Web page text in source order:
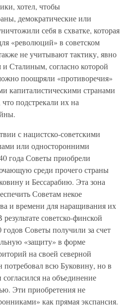
хотел, чтобы
демократические или
себя в схватке, которая
«революций» в советском
не учитывают тактику, явно
Сталиным, согласно которой
поощряли «противоречия»
капиталистическими странами
подстрекали их на
с нацистско-советскими
или односторонними
года Советы приобрели
среди прочего страны
и Бессарабию. Эта зона
Советам некое
и времени для наращивания их
советско-финской
Советы получили за счет
«защиту» в форме
на своей северной
всю Буковину, но в
на объединение
Эти приобретения не
как прямая экспансия.